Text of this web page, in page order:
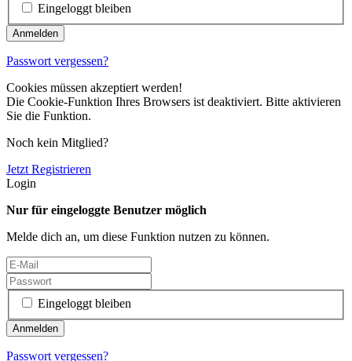
Eingeloggt bleiben
Passwort vergessen?
Cookies müssen akzeptiert werden!
Die Cookie-Funktion Ihres Browsers ist deaktiviert. Bitte aktivieren
Sie die Funktion.
Noch kein Mitglied?
Jetzt Registrieren
Login
Nur für eingeloggte Benutzer möglich
Melde dich an, um diese Funktion nutzen zu können.
Eingeloggt bleiben
Passwort vergessen?